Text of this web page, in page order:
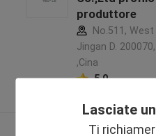
Lasciate
Ti
produttore
No.511,
Jingan D.
,Cina
5.0